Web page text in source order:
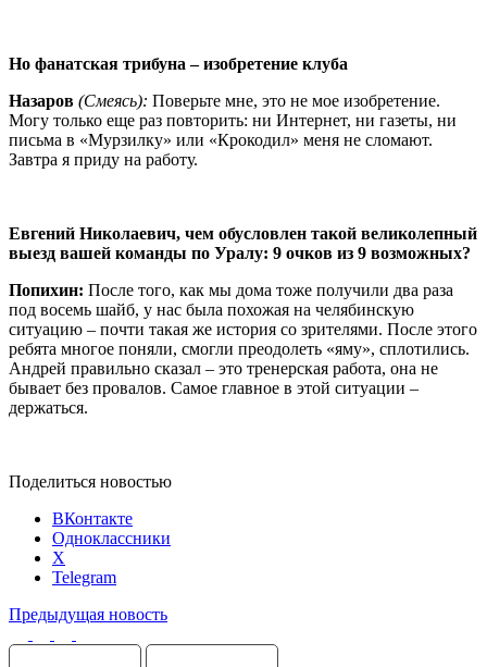
Но фанатская трибуна – изобретение клуба
Назаров (Смеясь): Поверьте мне, это не мое изобретение.
Могу только еще раз повторить: ни Интернет, ни газеты, ни
письма в «Мурзилку» или «Крокодил» меня не сломают.
Завтра я приду на работу.
Евгений Николаевич, чем обусловлен такой великолепный
выезд вашей команды по Уралу: 9 очков из 9 возможных?
Попихин: После того, как мы дома тоже получили два раза
под восемь шайб, у нас была похожая на челябинскую
ситуацию – почти такая же история со зрителями. После этого
ребята многое поняли, смогли преодолеть «яму», сплотились.
Андрей правильно сказал – это тренерская работа, она не
бывает без провалов. Самое главное в этой ситуации –
держаться.
Поделиться новостью
ВКонтакте
Одноклассники
X
Telegram
Предыдущая новость